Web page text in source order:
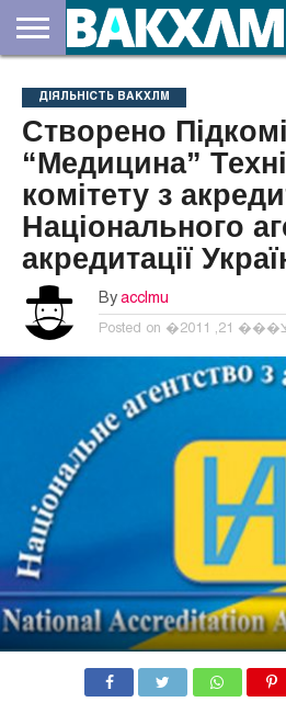
НАС
ВНЕСКИ
ДОКУМЕНТИ
НОВИНИ
КОНТАКТИ
ДІЯЛЬНІСТЬ ВАКХЛМ
Створено
“Медицина”
комітету з
Національного
акредитації
By acclmu
Posted on 21, 2011